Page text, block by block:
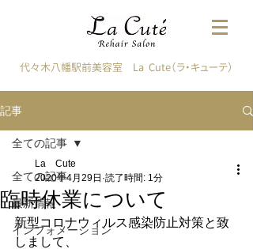
代々木八幡駅前美容室 La Cute（ラ・キューテ）
記事
全ての記事
最新情報
インフォメーション
全ての記事
臨時休業について
La Cute
2020年4月29日 読了時間: 1分
新型コロナウィルス感染防止対策と致
しまして、